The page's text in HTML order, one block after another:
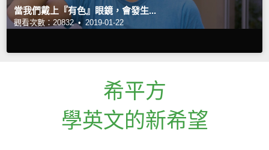
當我們戴上『有色』眼鏡，會發生...
觀看次數：20832 • 2019-01-22
希平方
學英文的新希望